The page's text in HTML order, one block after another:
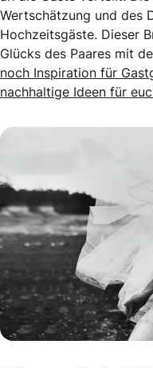
Wertschätzung und des
Hochzeitsgäste. Dieser
Glücks des Paares mit
noch Inspiration für
nachhaltige Ideen für